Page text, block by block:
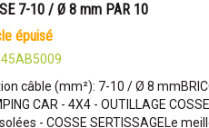
7-10 / Ø 8 mm PAR 10
épuisé
45AB5009
câble (mm²): 7-10 / Ø 8
CAR - 4X4 - OUTILLAGE
- COSSE SERTISSAGELe